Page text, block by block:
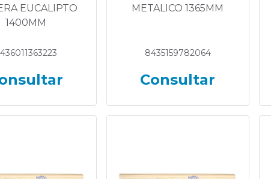
EUCALIPTO
1400MM
METALICO 1365MM
8435159782064
Consultar